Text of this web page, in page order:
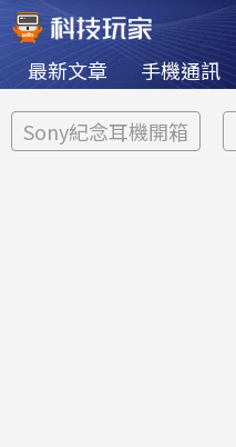
最新文章 手機通訊
Sony紀念耳機開箱